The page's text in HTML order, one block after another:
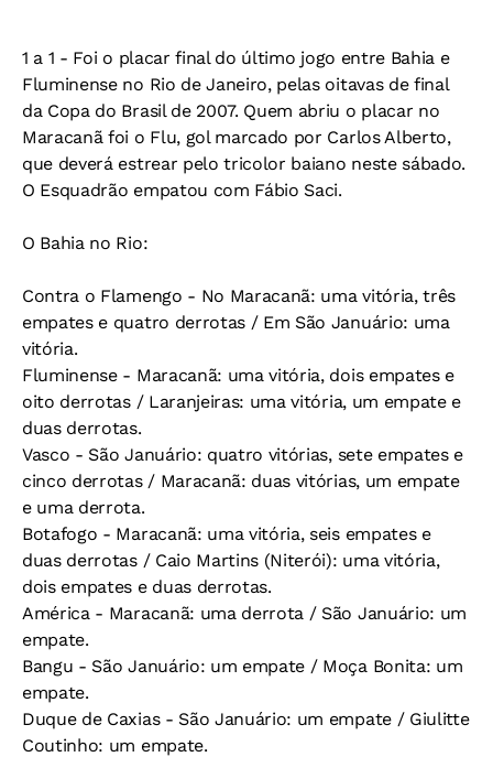
1 a 1 - Foi o placar final do último jogo entre Bahia e
Fluminense no Rio de Janeiro, pelas oitavas de final
da Copa do Brasil de 2007. Quem abriu o placar no
Maracanã foi o Flu, gol marcado por Carlos Alberto,
que deverá estrear pelo tricolor baiano neste sábado.
O Esquadrão empatou com Fábio Saci.
O Bahia no Rio:
Contra o Flamengo - No Maracanã: uma vitória, três
empates e quatro derrotas / Em São Januário: uma
vitória.
Fluminense - Maracanã: uma vitória, dois empates e
oito derrotas / Laranjeiras: uma vitória, um empate e
duas derrotas.
Vasco - São Januário: quatro vitórias, sete empates e
cinco derrotas / Maracanã: duas vitórias, um empate
e uma derrota.
Botafogo - Maracanã: uma vitória, seis empates e
duas derrotas / Caio Martins (Niterói): uma vitória,
dois empates e duas derrotas.
América - Maracanã: uma derrota / São Januário: um
empate.
Bangu - São Januário: um empate / Moça Bonita: um
empate.
Duque de Caxias - São Januário: um empate / Giulitte
Coutinho: um empate.